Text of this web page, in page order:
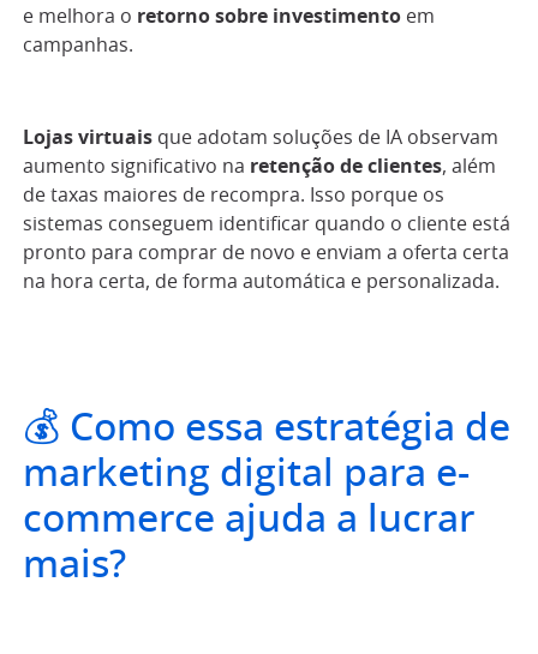
e melhora o retorno sobre investimento em
campanhas.
Lojas virtuais que adotam soluções de IA observam
aumento significativo na retenção de clientes, além
de taxas maiores de recompra. Isso porque os
sistemas conseguem identificar quando o cliente está
pronto para comprar de novo e enviam a oferta certa
na hora certa, de forma automática e personalizada.
💰 Como essa estratégia de
marketing digital para e-
commerce ajuda a lucrar
mais?